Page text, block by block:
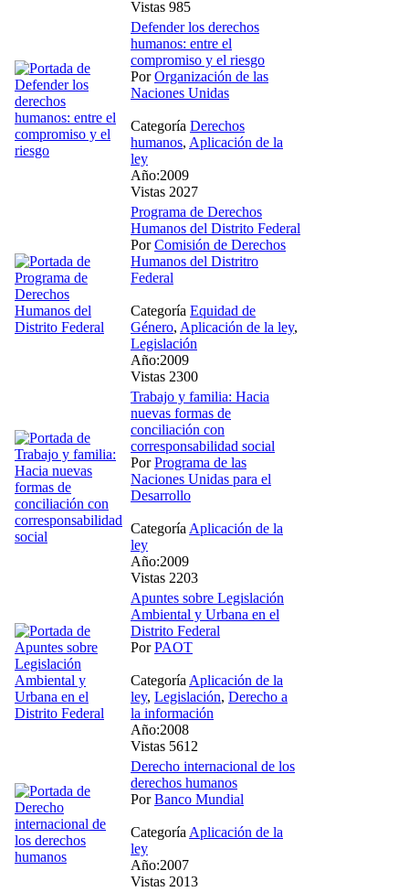
Vistas 985
Defender los derechos
humanos: entre el
compromiso y el riesgo
PorOrganización de las
Naciones Unidas
Categoría Derechos
humanos, Aplicación de la
ley
Año:2009
Vistas 2027
Programa de Derechos
Humanos del Distrito Federal
PorComisión de Derechos
Humanos del Distritro
Federal
Categoría Equidad de
Género, Aplicación de la ley,
Legislación
Año:2009
Vistas 2300
Trabajo y familia: Hacia
nuevas formas de
conciliación con
corresponsabilidad social
PorPrograma de las
Naciones Unidas para el
Desarrollo
Categoría Aplicación de la
ley
Año:2009
Vistas 2203
Apuntes sobre Legislación
Ambiental y Urbana en el
Distrito Federal
PorPAOT
Categoría Aplicación de la
ley, Legislación, Derecho a
la información
Año:2008
Vistas 5612
Derecho internacional de los
derechos humanos
PorBanco Mundial
Categoría Aplicación de la
ley
Año:2007
Vistas 2013